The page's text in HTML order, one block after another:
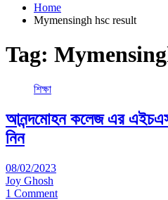
Home
Mymensingh hsc result
Tag:
শিক্ষা
আনন্দমোহন কলেজ এর
নিন
08/02/2023
Joy Ghosh
1 Comment